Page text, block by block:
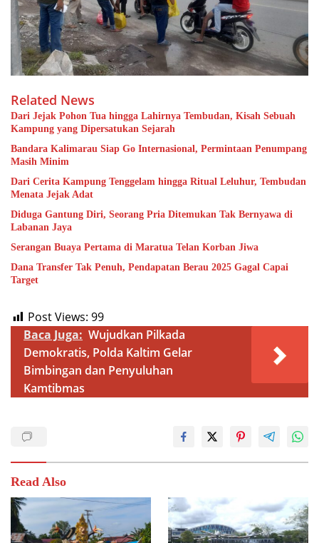
Related News
Dari Jejak Pohon Tua hingga Lahirnya Tembudan, Kisah Sebuah
Kampung yang Dipersatukan Sejarah
Bandara Kalimarau Siap Go Internasional, Permintaan Penumpang
Masih Minim
Dari Cerita Kampung Tenggelam hingga Ritual Leluhur, Tembudan
Menata Jejak Adat
Diduga Gantung Diri, Seorang Pria Ditemukan Tak Bernyawa di
Labanan Jaya
Serangan Buaya Pertama di Maratua Telan Korban Jiwa
Dana Transfer Tak Penuh, Pendapatan Berau 2025 Gagal Capai
Target
Post Views: 99
Baca Juga: Wujudkan Pilkada
Demokratis, Polda Kaltim Gelar
Bimbingan dan Penyuluhan
Kamtibmas
Read Also